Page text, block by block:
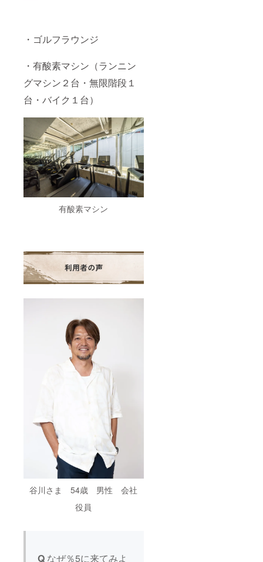
・ゴルフラウンジ
・有酸素マシン（ランニン
グマシン２台・無限階段１
台・バイク１台）
有酸素マシン
谷川さま 54歳 男性 会社
役員
Q なぜ％5に来てみよ